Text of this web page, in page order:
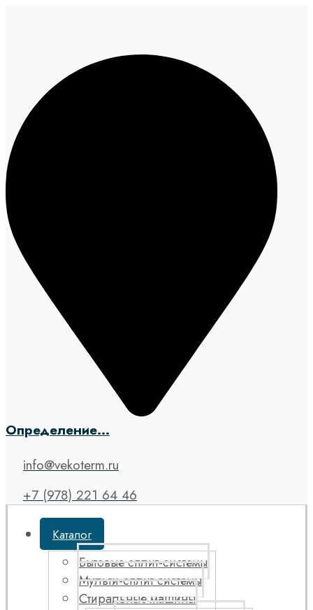
Определение...
info@vekoterm.ru
+7 (978) 221 64 46
Каталог
Бытовые сплит-системы
Мульти-сплит системы
Стиральные машины